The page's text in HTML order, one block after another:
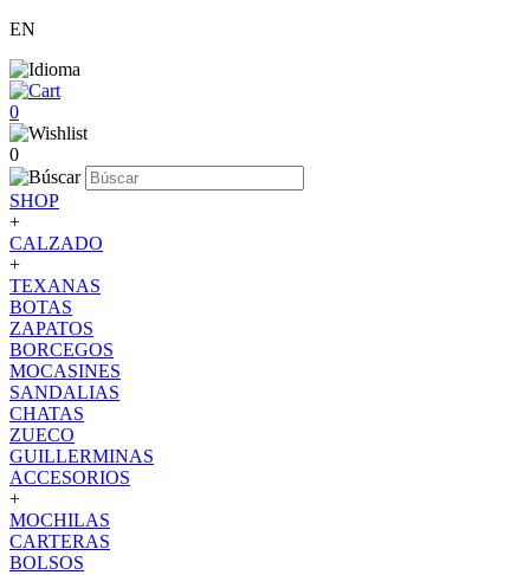
EN
0
0
SHOP
+
CALZADO
+
TEXANAS
BOTAS
ZAPATOS
BORCEGOS
MOCASINES
SANDALIAS
CHATAS
ZUECO
GUILLERMINAS
ACCESORIOS
+
MOCHILAS
CARTERAS
BOLSOS